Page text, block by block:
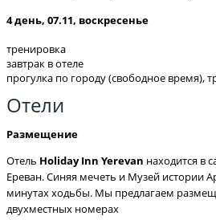
4 день, 07.11, воскресенье
тренировка
завтрак в отеле
прогулка по городу (свободное время),
Отели
Размещение
Отель Holiday Inn Yerevan находится в
Ереван. Синяя мечеть и Музей истории
минутах ходьбы. Мы предлагаем
двухместных номерах